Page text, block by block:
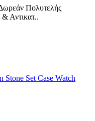
Πολυτελής
Αντικατ..